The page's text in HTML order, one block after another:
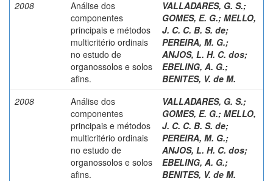
2008
Análise dos
componentes
principais e métodos
multicritério ordinais
no estudo de
organossolos e solos
afins.
VALLADARES, G. S.;
GOMES, E. G.; MELLO,
J. C. C. B. S. de;
PEREIRA, M. G.;
ANJOS, L. H. C. dos;
EBELING, A. G.;
BENITES, V. de M.
2008
Análise dos
componentes
principais e métodos
multicritério ordinais
no estudo de
organossolos e solos
afins.
VALLADARES, G. S.;
GOMES, E. G.; MELLO,
J. C. C. B. S. de;
PEREIRA, M. G.;
ANJOS, L. H. C. dos;
EBELING, A. G.;
BENITES, V. de M.